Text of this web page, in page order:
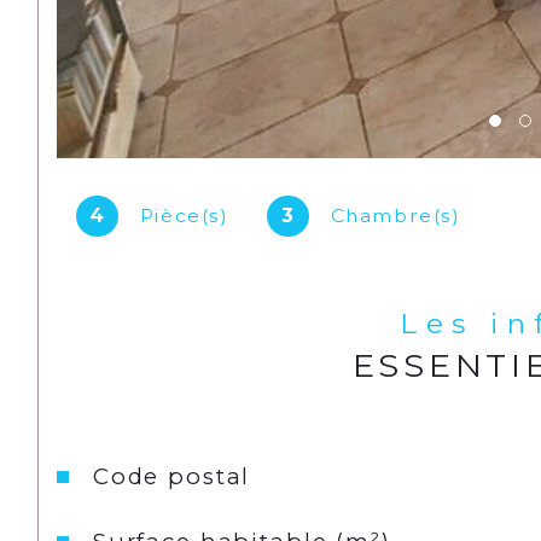
4 Pièce(s) 3 Chambre(s)
Les
Caractéristiques Valeurs
Code postal